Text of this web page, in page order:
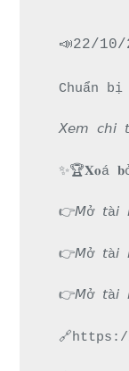
📣22/10/
Chuẩn
𝘟𝘦𝘮 𝘤𝘩𝘪
✨🏆𝐗𝐨á
👉𝘔ở
👉𝘔ở 𝘵à𝘪
👉𝘔ở 𝘵à𝘪